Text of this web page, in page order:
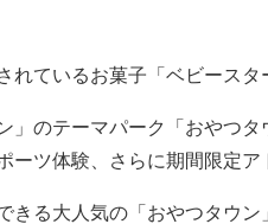
ているお菓子「ベビースタ
」のテーマパーク「おやつ
ーツ体験、さらに期間限定ア
る大人気の「おやつタウン